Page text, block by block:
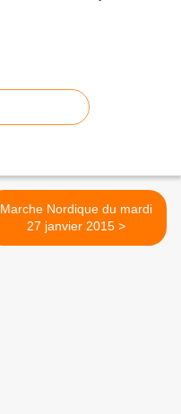
Marche Nordique du mardi
27 janvier 2015 >